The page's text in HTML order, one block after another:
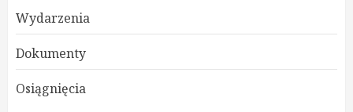
Wydarzenia
Dokumenty
Osiągnięcia